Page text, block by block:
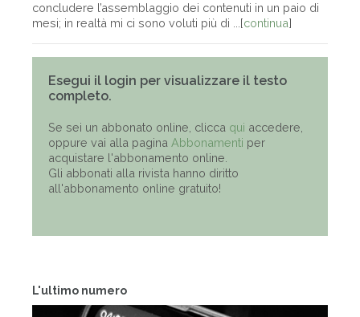
L'ultimo numero
concludere l’assemblaggio dei contenuti in un paio di
mesi; in realtà mi ci sono voluti più di ...[continua]
Esegui il login per visualizzare il testo
completo.
Se sei un abbonato online, clicca qui accedere,
oppure vai alla pagina Abbonamenti per
acquistare l'abbonamento online.
Gli abbonati alla rivista hanno diritto
all'abbonamento online gratuito!